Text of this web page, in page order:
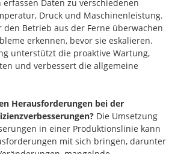
erfassen Daten zu verschiedenen
Druck und Maschinenleistung.
den Betrieb aus der Ferne überwachen
erkennen, bevor sie eskalieren.
unterstützt die proaktive Wartung,
und verbessert die allgemeine
Herausforderungen bei der
Die Umsetzung
in einer Produktionslinie kann
mit sich bringen, darunter